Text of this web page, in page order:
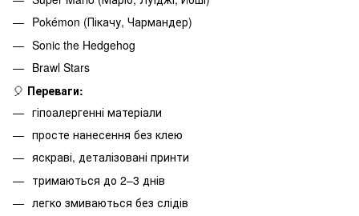
Pokémon (Пікачу, Чармандер)
Sonic the Hedgehog
Brawl Stars
🎈 Переваги:
гіпоалергенні матеріали
просте нанесення без клею
яскраві, деталізовані принти
тримаються до 2–3 днів
легко змиваються без слідів